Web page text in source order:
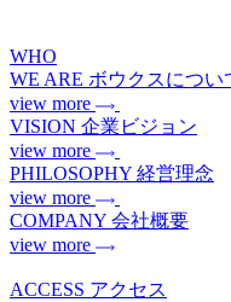
WHO
WE ARE ボウクスについ
view more
VISION 企業ビジョン
view more
PHILOSOPHY 経営理念
view more
COMPANY 会社概要
view more
ACCESS アクセス